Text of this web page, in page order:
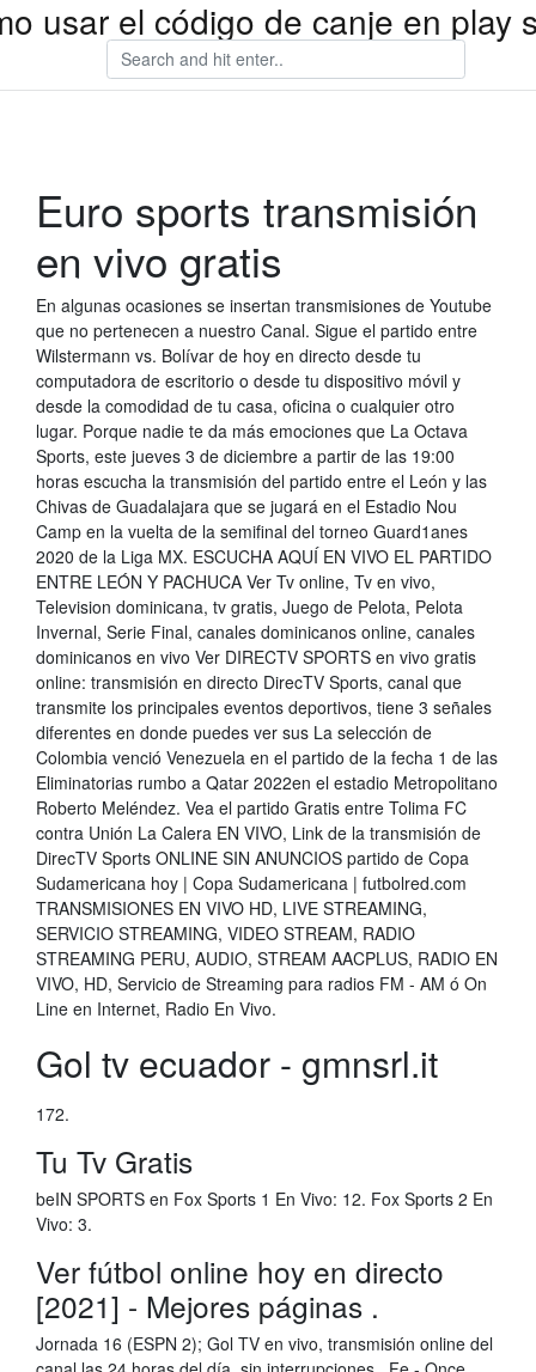
usar el código de canje en play
Euro sports transmisión
en vivo gratis
En algunas ocasiones se insertan transmisiones de Youtube
que no pertenecen a nuestro Canal. Sigue el partido entre
Wilstermann vs. Bolívar de hoy en directo desde tu
computadora de escritorio o desde tu dispositivo móvil y
desde la comodidad de tu casa, oficina o cualquier otro
lugar. Porque nadie te da más emociones que La Octava
Sports, este jueves 3 de diciembre a partir de las 19:00
horas escucha la transmisión del partido entre el León y las
Chivas de Guadalajara que se jugará en el Estadio Nou
Camp en la vuelta de la semifinal del torneo Guard1anes
2020 de la Liga MX. ESCUCHA AQUÍ EN VIVO EL PARTIDO
ENTRE LEÓN Y PACHUCA Ver Tv online, Tv en vivo,
Television dominicana, tv gratis, Juego de Pelota, Pelota
Invernal, Serie Final, canales dominicanos online, canales
dominicanos en vivo Ver DIRECTV SPORTS en vivo gratis
online: transmisión en directo DirecTV Sports, canal que
transmite los principales eventos deportivos, tiene 3 señales
diferentes en donde puedes ver sus La selección de
Colombia venció Venezuela en el partido de la fecha 1 de las
Eliminatorias rumbo a Qatar 2022en el estadio Metropolitano
Roberto Meléndez. Vea el partido Gratis entre Tolima FC
contra Unión La Calera EN VIVO, Link de la transmisión de
DirecTV Sports ONLINE SIN ANUNCIOS partido de Copa
Sudamericana hoy | Copa Sudamericana | futbolred.com
TRANSMISIONES EN VIVO HD, LIVE STREAMING,
SERVICIO STREAMING, VIDEO STREAM, RADIO
STREAMING PERU, AUDIO, STREAM AACPLUS, RADIO EN
VIVO, HD, Servicio de Streaming para radios FM - AM ó On
Line en Internet, Radio En Vivo.
Gol tv ecuador - gmnsrl.it
172.
Tu Tv Gratis
beIN SPORTS en Fox Sports 1 En Vivo: 12. Fox Sports 2 En
Vivo: 3.
Ver fútbol online hoy en directo
[2021] - Mejores páginas .
Jornada 16 (ESPN 2); Gol TV en vivo, transmisión online del